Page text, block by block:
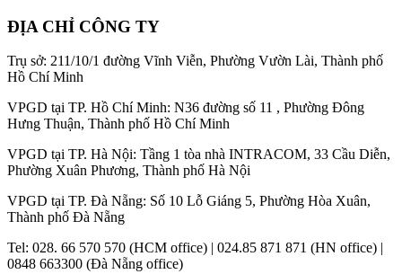
ĐỊA CHỈ CÔNG TY
Trụ sở: 211/10/1 đường Vĩnh Viễn, Phường Vườn Lài, Thành phố
Hồ Chí Minh
VPGD tại TP. Hồ Chí Minh: N36 đường số 11 , Phường Đông
Hưng Thuận, Thành phố Hồ Chí Minh
VPGD tại TP. Hà Nội: Tầng 1 tòa nhà INTRACOM, 33 Cầu Diễn,
Phường Xuân Phương, Thành phố Hà Nội
VPGD tại TP. Đà Nẵng: Số 10 Lỗ Giáng 5, Phường Hòa Xuân,
Thành phố Đà Nẵng
Tel: 028. 66 570 570 (HCM office) | 024.85 871 871 (HN office) |
0848 663300 (Đà Nẵng office)